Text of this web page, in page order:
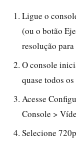
Ligue o
(ou o botão
resolução
O console
quase todos
Acesse
Console >
Selecione